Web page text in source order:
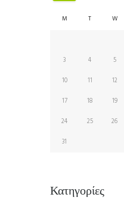
M T W
3
4 5
10
11 12
17
18 19
24
25 26
31
Κατηγορίες